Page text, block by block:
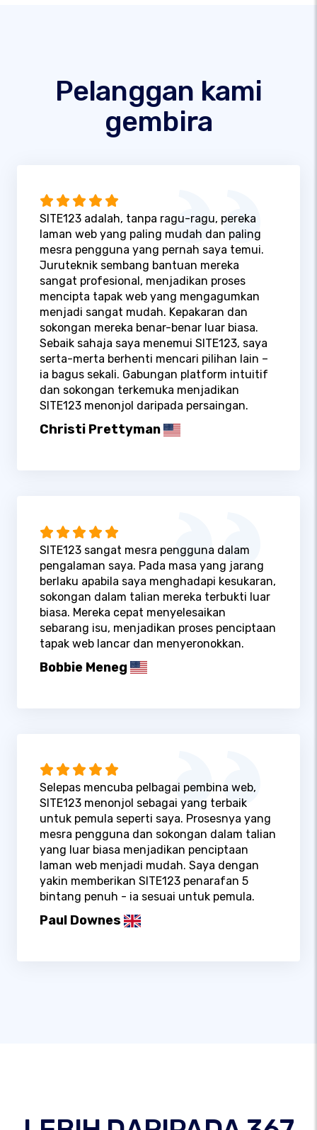
Pelanggan kami
gembira
SITE123 adalah, tanpa ragu-ragu, pereka
laman web yang paling mudah dan paling
mesra pengguna yang pernah saya temui.
Juruteknik sembang bantuan mereka
sangat profesional, menjadikan proses
mencipta tapak web yang mengagumkan
menjadi sangat mudah. Kepakaran dan
sokongan mereka benar-benar luar biasa.
Sebaik sahaja saya menemui SITE123, saya
serta-merta berhenti mencari pilihan lain –
ia bagus sekali. Gabungan platform intuitif
dan sokongan terkemuka menjadikan
SITE123 menonjol daripada persaingan.
Christi Prettyman
SITE123 sangat mesra pengguna dalam
pengalaman saya. Pada masa yang jarang
berlaku apabila saya menghadapi kesukaran,
sokongan dalam talian mereka terbukti luar
biasa. Mereka cepat menyelesaikan
sebarang isu, menjadikan proses penciptaan
tapak web lancar dan menyeronokkan.
Bobbie Meneg
Selepas mencuba pelbagai pembina web,
SITE123 menonjol sebagai yang terbaik
untuk pemula seperti saya. Prosesnya yang
mesra pengguna dan sokongan dalam talian
yang luar biasa menjadikan penciptaan
laman web menjadi mudah. Saya dengan
yakin memberikan SITE123 penarafan 5
bintang penuh - ia sesuai untuk pemula.
Paul Downes